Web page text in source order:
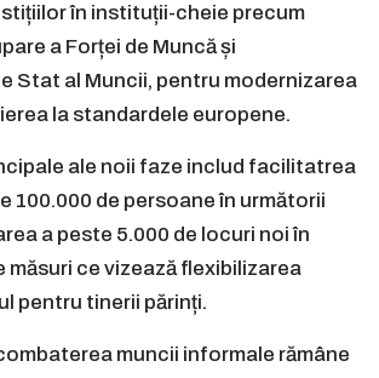
în instituții-cheie precum
a Forței de Muncă și
Stat al Muncii, pentru modernizarea
la standardele europene.
ale noii faze includ facilitatrea
100.000 de persoane în următorii
a peste 5.000 de locuri noi în
măsuri ce vizează flexibilizarea
pentru tinerii părinți.
muncii informale rămâne